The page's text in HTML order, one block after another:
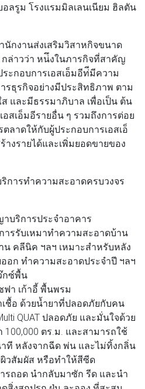
ลรูม โรงแรมมิลเลนเนียม ฮิลตัน
นักงานส่งเสริมวิสาหกิจขนาด
ล่าวว่า หน่ึงในภารกิจที่สาคัญ
ะกอบการเอสเอ็มอีท่ีมีความ
รธุรกิจอย่างมีประสิทธิภาพ ตาม
และมีธรรมาภิบาล เพื่อเป็น ต้น
สเอ็มอีรายอื่น ๆ รวมถึงการต่อย
ลาดให้กับผู้ประกอบการเอสเอ็
างรายได้และเพิ่มยอดขายของ
การทำความสะอาดครบวงจร
บริการประจำอาคาร
ารรับเหมาทำความสะอาดบ้าน
คลีนิค ฯลฯ เหมาะสำหรับหลัง
อก ทำความสะอาดประจำปี ฯลฯ
กซ์พื้น
า เก้าอี้ พื้นพรม
ชื้อ ด้วยน้ำยาที่ปลอดภัยกับคน
QUAT ปลอดภัย และมั่นใจด้วย
ตร.ม. และสามารถใช้
ที หลังจากฉีด พ่น และไม่ทิ้งกลิ่น
วสัมผัส หรือทำให้สีซีด
รถอด นำกลับมาซัก รีด และนำ